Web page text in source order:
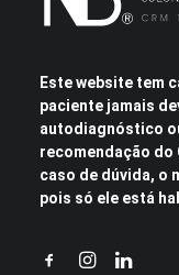
Este website tem
paciente jamais
autodiagnóstico
recomendação do
caso de dúvida, o
pois só ele está